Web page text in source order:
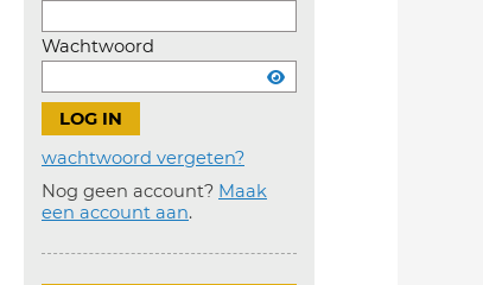
Wachtwoord
wachtwoord vergeten?
Nog geen account? Maak
een account aan.